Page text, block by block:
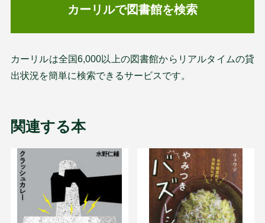
カーリルで図書館を検索
カーリルは全国6,000以上の図書館からリアルタイムの貸
出状況を簡単に検索できるサービスです。
関連する本